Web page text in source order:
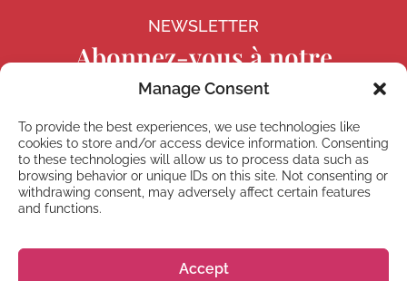
Manage Consent
To provide the best experiences, we use technologies like
cookies to store and/or access device information. Consenting
to these technologies will allow us to process data such as
browsing behavior or unique IDs on this site. Not consenting or
withdrawing consent, may adversely affect certain features
and functions.
Accept
NEWSLETTER
Abonnez-vous à notre
Newsletter
S'abonner